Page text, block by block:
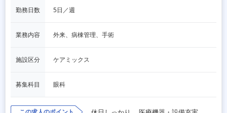
勤務日数 5日／週
業務内容 外来、病棟管理、手術
施設区分 ケアミックス
募集科目 眼科